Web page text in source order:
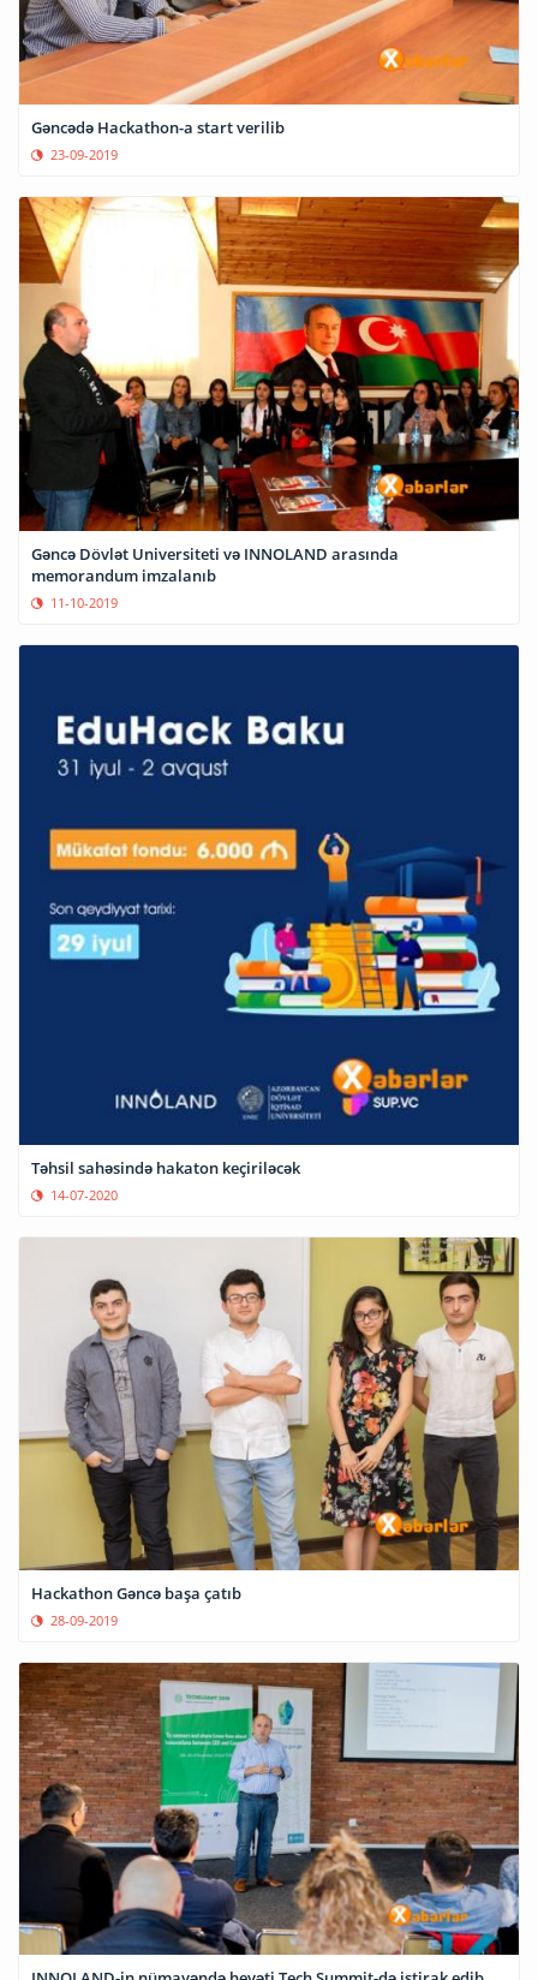
Gəncədə Hackathon-a start verilib
23-09-2019
Gəncə Dövlət Universiteti və INNOLAND arasında
memorandum imzalanıb
11-10-2019
Təhsil sahəsində hakaton keçiriləcək
14-07-2020
Hackathon Gəncə başa çatıb
28-09-2019